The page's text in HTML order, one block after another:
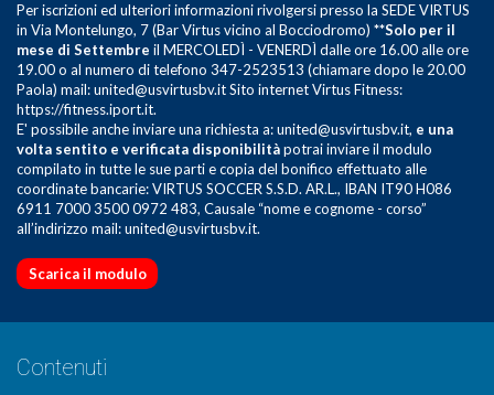
Per iscrizioni ed ulteriori informazioni rivolgersi presso la SEDE VIRTUS
in Via Montelungo, 7 (Bar Virtus vicino al Bocciodromo) **Solo per il
mese di Settembre il MERCOLEDÌ - VENERDÌ dalle ore 16.00 alle ore
19.00 o al numero di telefono 347-2523513 (chiamare dopo le 20.00
Paola) mail: united@usvirtusbv.it Sito internet Virtus Fitness:
https://fitness.iport.it.
E' possibile anche inviare una richiesta a: united@usvirtusbv.it, e una
volta sentito e verificata disponibilitàpotrai inviare il modulo
compilato in tutte le sue parti e copia del bonifico effettuato alle
coordinate bancarie: VIRTUS SOCCER S.S.D. AR.L., IBAN IT90 H086
6911 7000 3500 0972 483, Causale “nome e cognome - corso”
all’indirizzo mail: united@usvirtusbv.it.
Scarica il modulo
Contenuti